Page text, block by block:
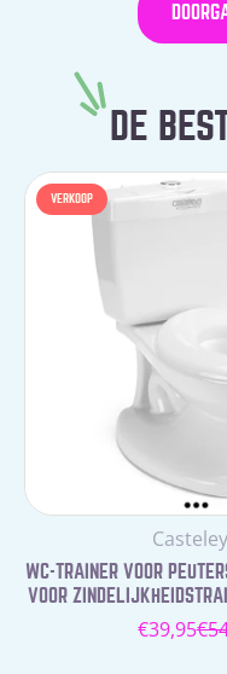
DE
VERKOOP
WC-TRAINER VOOR
VOOR
€39,95